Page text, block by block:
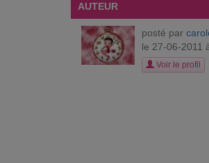
AUTEUR
posté par
le 27-06-2011
Voir le profil